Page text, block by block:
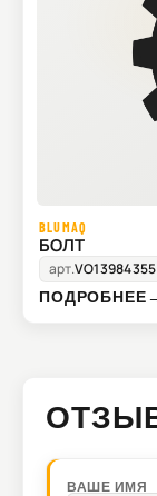
BLUMAQ
БОЛТ
арт.VO13984355
ПОДРОБНЕЕ
ВАШЕ ИМЯ